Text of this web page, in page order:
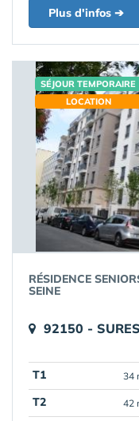
Plus d'infos ➔
SÉJOUR TEMPORAIRE
LOCATION
RÉSIDENCE
SEINE
92150 -
T1 34
T2
42